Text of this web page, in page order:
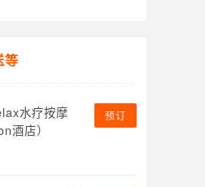
等
水疗按摩
酒店）
预订